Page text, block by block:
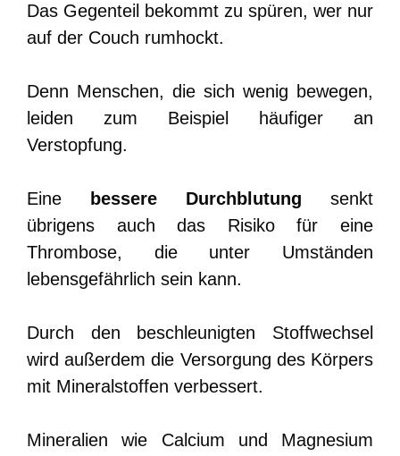
Das Gegenteil bekommt zu spüren, wer nur
auf der Couch rumhockt.
Denn Menschen, die sich wenig bewegen,
leiden zum Beispiel häufiger an
Verstopfung.
Eine bessere Durchblutung senkt
übrigens auch das Risiko für eine
Thrombose, die unter Umständen
lebensgefährlich sein kann.
Durch den beschleunigten Stoffwechsel
wird außerdem die Versorgung des Körpers
mit Mineralstoffen verbessert.
Mineralien wie Calcium und Magnesium